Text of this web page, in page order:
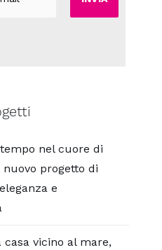
nel cuore di
nuovo progetto di
e
casa vicino al mare,